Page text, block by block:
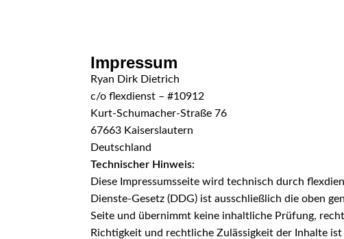
Impressum
Ryan Dirk Dietrich
c/o flexdienst – #10912
Kurt-Schumacher-Straße 76
67663 Kaiserslautern
Deutschland
Technischer Hinweis:
Diese Impressumsseite wird technisch durch
Dienste-Gesetz (DDG) ist ausschließlich die oben
Seite und übernimmt keine inhaltliche Prüfung,
Richtigkeit und rechtliche Zulässigkeit der Inhalte